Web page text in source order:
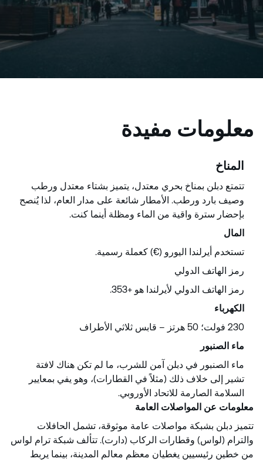
معلومات مفيدة
المناخ
تتمتع دبلن بمناخ بحري معتدل، يتميز بشتاء معتدل ورطب
وصيف بارد ورطب. الأمطار شائعة على مدار العام، لذا يُنصح
بإحضار سترة واقية من الماء ومظلة أينما كنت.
المال
تستخدم أيرلندا اليورو (€) كعملة رسمية.
رمز الهاتف الدولي
رمز الهاتف الدولي لأيرلندا هو +353.
الكهرباء
230 فولت؛ 50 هرتز – قابس ثلاثي الأطراف
ماء الصنبور
ماء الصنبور في دبلن آمن للشرب، ما لم تكن هناك لافتة
تشير إلى خلاف ذلك (مثلاً في القطارات)، وهو يفي بمعايير
السلامة الصارمة للاتحاد الأوروبي.
معلومات عن المواصلات العامة
تتميز دبلن بشبكة مواصلات عامة موثوقة، تشمل الحافلات
والترام (لواس) وقطارات الركاب (دارت). تتألف شبكة ترام لواس
من خطين رئيسيين يغطيان معظم معالم المدينة، بينما يربط